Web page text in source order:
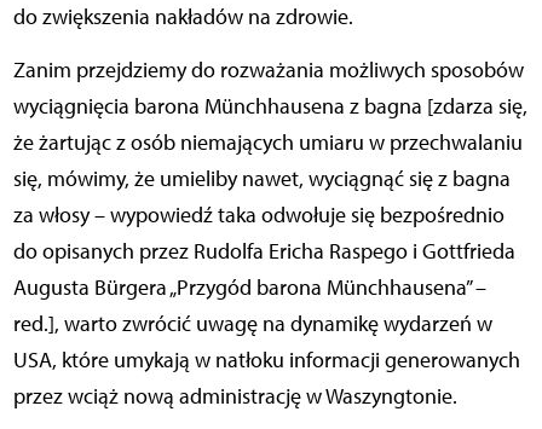
do zwiększenia nakładów na zdrowie.
Zanim przejdziemy do rozważania możliwych sposobów
wyciągnięcia barona Münchhausena z bagna [zdarza się,
że żartując z osób niemających umiaru w przechwalaniu
się, mówimy, że umieliby nawet, wyciągnąć się z bagna
za włosy – wypowiedź taka odwołuje się bezpośrednio
do opisanych przez Rudolfa Ericha Raspego i Gottfrieda
Augusta Bürgera „Przygód barona Münchhausena” –
red.], warto zwrócić uwagę na dynamikę wydarzeń w
USA, które umykają w natłoku informacji generowanych
przez wciąż nową administrację w Waszyngtonie.